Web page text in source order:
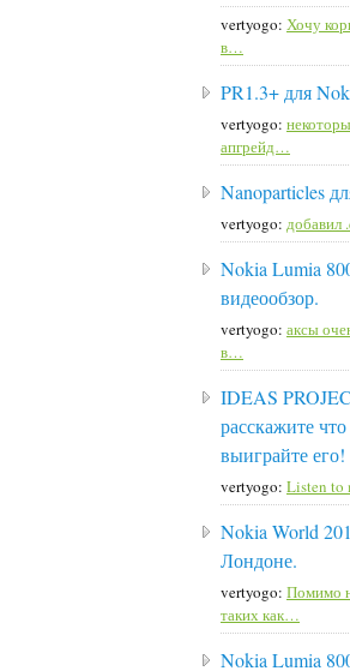
vertyogo: Хочу
в…
PR1.3+ для
vertyogo:
апгрейд…
Nanoparticles
vertyogo: добавил
Nokia Lumia
видеообзор.
vertyogo: аксы
в…
IDEAS
расскажите
выиграйте его!
vertyogo: Listen
Nokia World
Лондоне.
vertyogo: Помимо
таких как…
Nokia Lumia